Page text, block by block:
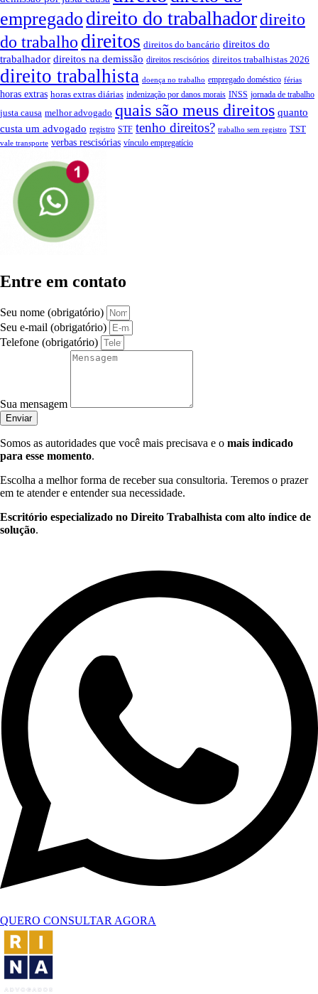
empregado direito do trabalhadordireito
do trabalho direitos direitos do bancário direitos do
trabalhador direitos na demissão direitos rescisórios direitos trabalhistas 2026
direito trabalhista doença no trabalho empregado doméstico férias
horas extras horas extras diárias indenização por danos morais INSS jornada de trabalho
justa causa melhor advogado quais são meus direitos quanto
custa um advogado registro STF tenho direitos? trabalho sem registro TST
vale transporte verbas rescisórias vínculo empregatício
Entre em contato
Seu nome (obrigatório)
Seu e-mail (obrigatório)
Telefone (obrigatório)
Sua mensagem
Enviar
Somos as autoridades que você mais precisava e o mais indicado
para esse momento.
Escolha a melhor forma de receber sua consultoria. Teremos o prazer
em te atender e entender sua necessidade.
Escritório especializado no Direito Trabalhista com alto índice de
solução.
QUERO CONSULTAR AGORA